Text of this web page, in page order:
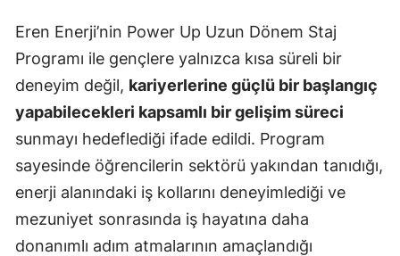
Eren Enerji’nin Power Up Uzun Dönem Staj
Programı ile gençlere yalnızca kısa süreli bir
deneyim değil, kariyerlerine güçlü bir başlangıç
yapabilecekleri kapsamlı bir gelişim süreci
sunmayı hedeflediği ifade edildi. Program
sayesinde öğrencilerin sektörü yakından tanıdığı,
enerji alanındaki iş kollarını deneyimlediği ve
mezuniyet sonrasında iş hayatına daha
donanımlı adım atmalarının amaçlandığı